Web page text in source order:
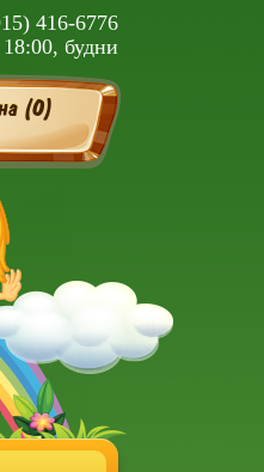
416-6776
будни
(0)